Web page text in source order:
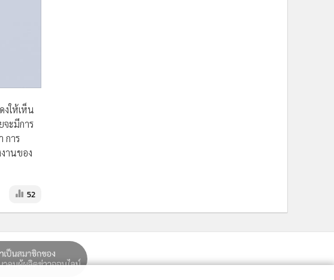
ให้เห็น
จะมีการ
การ
านของ
52